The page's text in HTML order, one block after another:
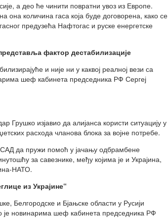
а део ће чинити повратни увоз из Европе.
она количина гаса која буде договорена, како се
предузећа Нафтогас и руске енергетске
фактор дестабилизације
и није ни у каквој реалној вези са
шеф кабинета председника РФ Сергеј
Грушко изјавио да алијанса користи ситуацију у
расхода чланова блока за војне потребе.
да пружи помоћ у јачању одбрамбене
за савезнике, међу којима је и Украјина,
НАТО.
из Украјине“
Белгородске и Бјањске области у Русији
је новинарима шеф кабинета председника РФ